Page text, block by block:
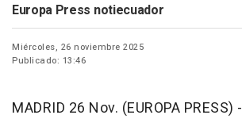
Europa Press notiecuador
Miércoles, 26 noviembre 2025
Publicado: 13:46
MADRID 26 Nov. (EUROPA PRESS) -